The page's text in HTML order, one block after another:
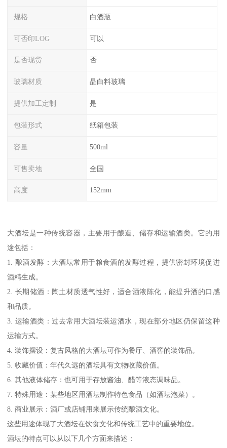
规格 白酒瓶
可否印LOG 可以
是否现货 否
玻璃材质 晶白料玻璃
提供加工定制 是
包装形式 纸箱包装
容量 500ml
可售卖地 全国
高度 152mm
大酒坛是一种传统容器，主要用于酿造、储存和运输酒类。它的用
途包括：
1. 酿酒发酵：大酒坛常用于粮食酒的发酵过程，提供密封环境促进
酒精生成。
2. 长期储酒：陶土材质透气性好，适合酒液陈化，能提升酒的口感
和品质。
3. 运输酒类：过去常用大酒坛装运酒水，现在部分地区仍保留这种
运输方式。
4. 装饰摆设：复古风格的大酒坛可作为餐厅、酒窖的装饰品。
5. 收藏价值：年代久远的酒坛具有文物收藏价值。
6. 其他液体储存：也可用于存放酱油、醋等液态调味品。
7. 特殊用途：某些地区用酒坛制作特色食品（如酒坛泡菜）。
8. 商业展示：酒厂或店铺用来展示传统酿酒文化。
这些用途体现了大酒坛在饮食文化和传统工艺中的重要地位。
酒坛的特点可以从以下几个方面来描述：